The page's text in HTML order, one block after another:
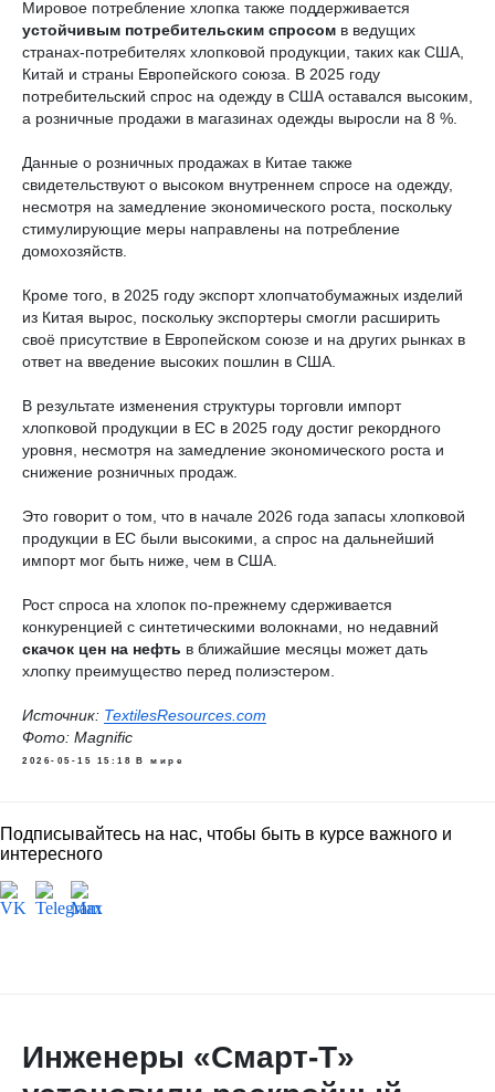
Мировое потребление хлопка также поддерживается
устойчивым потребительским спросом в ведущих
странах-потребителях хлопковой продукции, таких как США,
Китай и страны Европейского союза. В 2025 году
потребительский спрос на одежду в США оставался высоким,
а розничные продажи в магазинах одежды выросли на 8 %.
Данные о розничных продажах в Китае также
свидетельствуют о высоком внутреннем спросе на одежду,
несмотря на замедление экономического роста, поскольку
стимулирующие меры направлены на потребление
домохозяйств.
Кроме того, в 2025 году экспорт хлопчатобумажных изделий
из Китая вырос, поскольку экспортеры смогли расширить
своё присутствие в Европейском союзе и на других рынках в
ответ на введение высоких пошлин в США.
В результате изменения структуры торговли импорт
хлопковой продукции в ЕС в 2025 году достиг рекордного
уровня, несмотря на замедление экономического роста и
снижение розничных продаж.
Это говорит о том, что в начале 2026 года запасы хлопковой
продукции в ЕС были высокими, а спрос на дальнейший
импорт мог быть ниже, чем в США.
Рост спроса на хлопок по-прежнему сдерживается
конкуренцией с синтетическими волокнами, но недавний
скачок цен на нефть в ближайшие месяцы может дать
хлопку преимущество перед полиэстером.
Источник: TextilesResources.com
Фото: Magnific
2026-05-15 15:18 В мире
Подписывайтесь на нас, чтобы быть в курсе важного и
интересного
Инженеры «Смарт-Т»